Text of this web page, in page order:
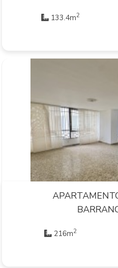
133.4m2
216m2